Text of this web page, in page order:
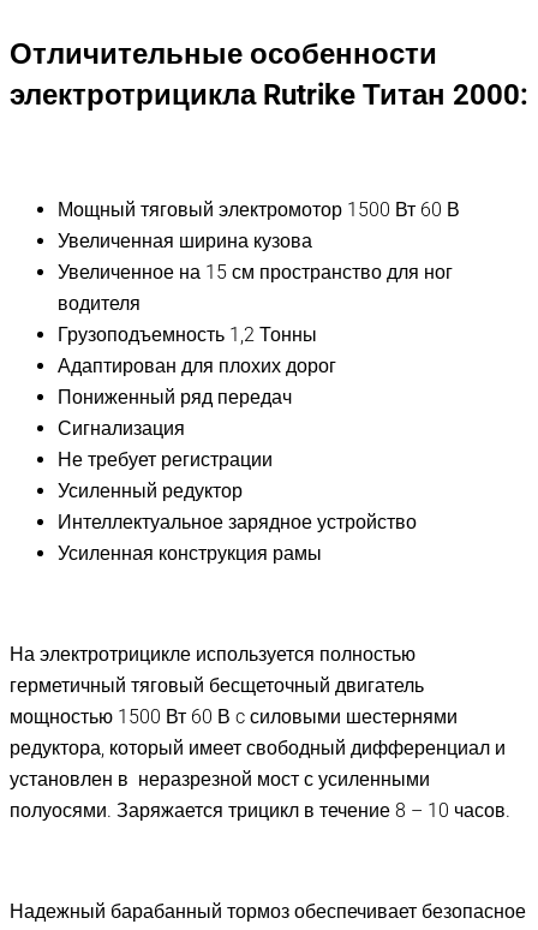
Отличительные особенности
электротрицикла Rutrike Титан 2000:
Мощный тяговый электромотор 1500 Вт 60 В
Увеличенная ширина кузова
Увеличенное на 15 см пространство для ног
водителя
Грузоподъемность 1,2 Тонны
Адаптирован для плохих дорог
Пониженный ряд передач
Сигнализация
Не требует регистрации
Усиленный редуктор
Интеллектуальное зарядное устройство
Усиленная конструкция рамы
На электротрицикле используется полностью
герметичный тяговый бесщеточный двигатель
мощностью 1500 Вт 60 В c силовыми шестернями
редуктора, который имеет свободный дифференциал и
установлен в неразрезной мост с усиленными
полуосями. Заряжается трицикл в течение 8 – 10 часов.
Надежный барабанный тормоз обеспечивает безопасное